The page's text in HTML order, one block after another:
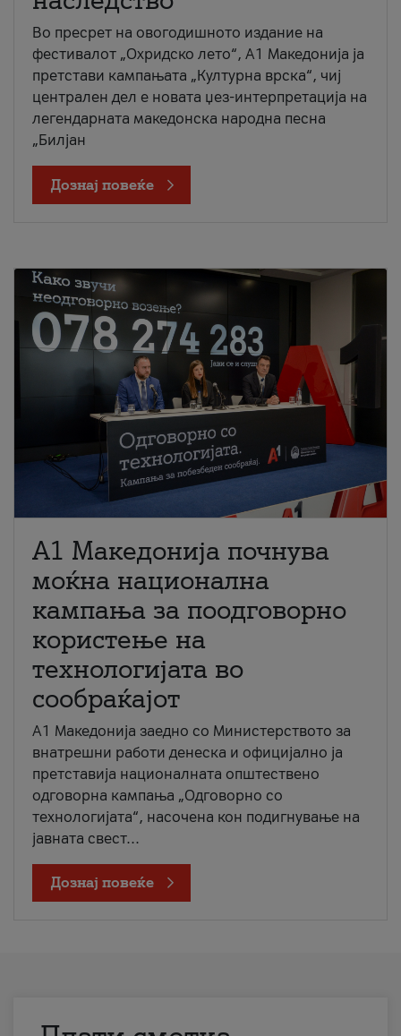
Во пресрет на овогодишното издание на
фестивалот „Охридско лето“, А1 Македонија ја
претстави кампањата „Културна врска“, чиј
централен дел е новата џез-интерпретација на
легендарната македонска народна песна
„Билјан
Дознај повеќе
A1 Македонија почнува
моќна национална
кампања за поодговорно
користење на
технологијата во
сообраќајот
A1 Македонија заедно со Министерството за
внатрешни работи денеска и официјално ја
претставија националната општествено
одговорна кампања „Одговорно со
технологијата“, насочена кон подигнување на
јавната свест...
Дознај повеќе